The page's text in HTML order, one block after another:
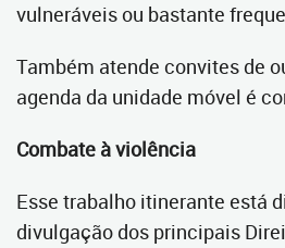
vulneráveis ou bastante
Também atende convites de
agenda da unidade móvel é
Combate à violência
Esse trabalho itinerante está
divulgação dos principais